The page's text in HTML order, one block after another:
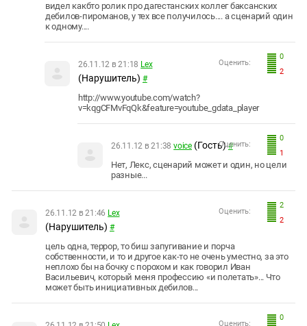
видел какбто ролик про дагестанских коллег баксанских
дебилов-пироманов, у тех все получилось.... а сценарий один
к одному....
0
2
Оценить:
26.11.12 в 21:18 Leх
(Нарушитель) #
http://www.youtube.com/watch?
v=kqgCFMvFqQk&feature=youtube_gdata_player
0
1
Оценить:
26.11.12 в 21:38 voice (Гость) #
Нет, Лекс, сценарий может и один, но цели
разные...
2
2
Оценить:
26.11.12 в 21:46 Leх
(Нарушитель) #
цель одна, террор, то биш запугивание и порча
собственности, и то и другое как-то не очень уместно, за это
неплохо бы на бочку с порохом и как говорил Иван
Васильевич, который меня профессию «и полетать»... Что
может быть инициативных дебилов...
0
Оценить: